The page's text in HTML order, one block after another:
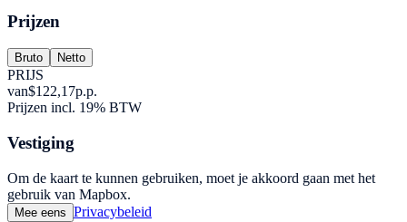
Prijzen
Bruto Netto
PRIJS
van$122,17p.p.
Prijzen incl. 19% BTW
Vestiging
Om de kaart te kunnen gebruiken, moet je akkoord gaan met het
gebruik van Mapbox.
Mee eens Privacybeleid